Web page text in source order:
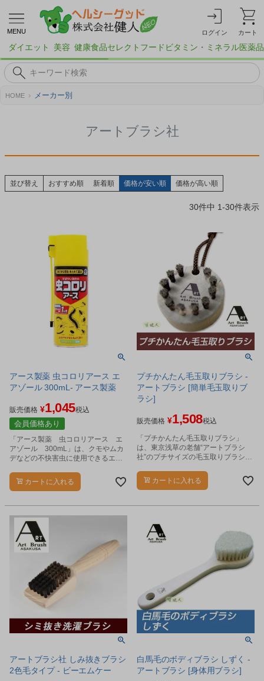
MENU ログイン カート
ダイエット 美容 健康食品セレクトフード ビタミン・ミネラル医薬品
HOME メーカー別
アートブラシ社
並び替え おすすめ順 新着順 価格が安い順 価格が高い順
30件中 1-30件表示
アース製薬 虫コロリアース エ
アゾール 300mL- アース製薬
販売価格 ¥1,045税込
会員価格あり
「アース製薬 虫コロリアース エ
アゾール 300mL」は、クモやムカ
デなどの不快害虫に使用できるエア
カートに入れる
プチかんたん毛玉取りブラシ -
アートブラシ [簡単毛玉取りブ
ラシ]
販売価格 ¥1,508税込
「プチかんたん毛玉取りブラシ」
は、東京浅草の老舗“アートブラシ
社”のプチサイズの毛玉取りブラシで
カートに入れる
アートブラシ社 しみ抜きブラシ
2色毛タイプ - ビーエムケー
白馬毛のボディブラシ しずく -
アートブラシ [身体用ブラシ]